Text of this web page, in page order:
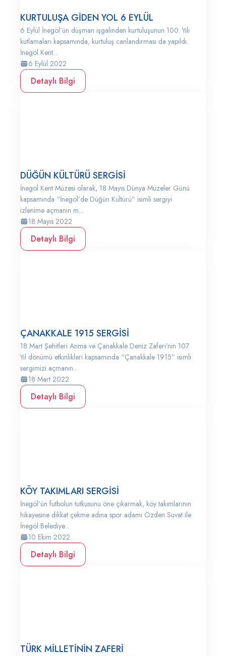
KURTULUŞA GİDEN YOL 6 EYLÜL
6 Eylül İnegöl’ün düşman işgalinden kurtuluşunun 100. Yılı
kutlamaları kapsamında, kurtuluş canlandırması da yapıldı.
İnegöl Kent...
6 Eylül 2022
Detaylı Bilgi
DÜĞÜN KÜLTÜRÜ SERGİSİ
İnegöl Kent Müzesi olarak, 18 Mayıs Dünya Müzeler Günü
kapsamında “İnegöl’de Düğün Kültürü” isimli sergiyi
izlenime açmanın m...
18 Mayıs 2022
Detaylı Bilgi
ÇANAKKALE 1915 SERGİSİ
18 Mart Şehitleri Anma ve Çanakkale Deniz Zaferi’nin 107.
Yıl dönümü etkinlikleri kapsamında “Çanakkale 1915” isimli
sergimizi açmanın...
18 Mart 2022
Detaylı Bilgi
KÖY TAKIMLARI SERGİSİ
İnegöl’ün futbolun tutkusunu öne çıkarmak, köy takımlarının
hikayesine dikkat çekme adına spor adamı Özden Suvat ile
İnegöl Belediye...
10 Ekim 2022
Detaylı Bilgi
TÜRK MİLLETİNİN ZAFERİ